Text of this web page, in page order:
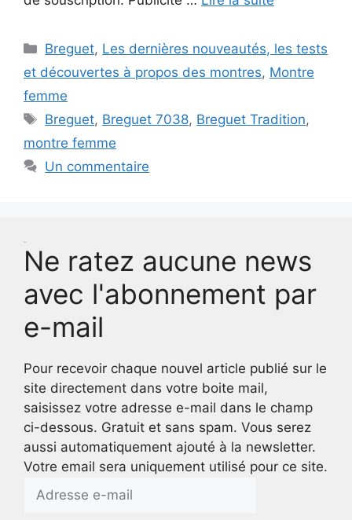
Catégories
Breguet, Les dernières nouveautés, les tests
et découvertes à propos des montres, Montre
femme
Étiquettes
Breguet, Breguet 7038, Breguet Tradition,
montre femme
Un commentaire
Ne ratez aucune news
avec l'abonnement par
e-mail
Pour recevoir chaque nouvel article publié sur le
site directement dans votre boite mail,
saisissez votre adresse e-mail dans le champ
ci-dessous. Gratuit et sans spam. Vous serez
aussi automatiquement ajouté à la newsletter.
Votre email sera uniquement utilisé pour ce site.
Adresse